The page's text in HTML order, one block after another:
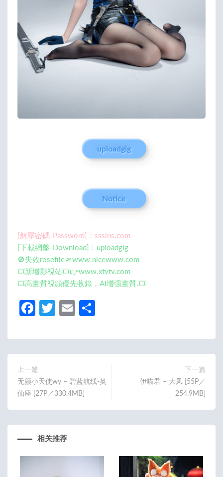
uploadgig
Notice
[解壓密碼-Password]：sssins.com
[下載網盤-Download]：uploadgig
🚫失效rosefile🛫www.nicewww.com
🎞️新增影視站🎞️👉www.xtvtv.com
🎞️高畫質視頻優先收錄，AI增强畫質.🎞️
Fa
b
o
o
k
T
itt
er
E
ail
上一篇
无颜小天使wy – 碧蓝航线-英
仙座 [27P／330.4MB]
下一篇
伊喵君 – 大凤 [55P／
254.9MB]
相关推荐